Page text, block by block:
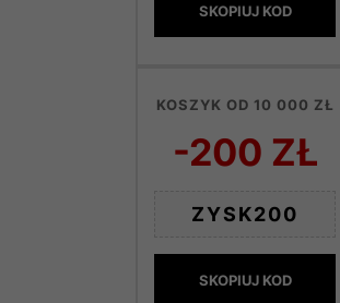
SKOPIUJ KOD
KOSZYK OD 10 000 ZŁ
-200 ZŁ
ZYSK200
SKOPIUJ KOD